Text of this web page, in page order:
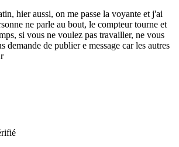
hier aussi, on me passe la voyante et j'ai
ne parle au bout, le compteur tourne et
si vous ne voulez pas travailler, ne vous
demande de publier e message car les autres